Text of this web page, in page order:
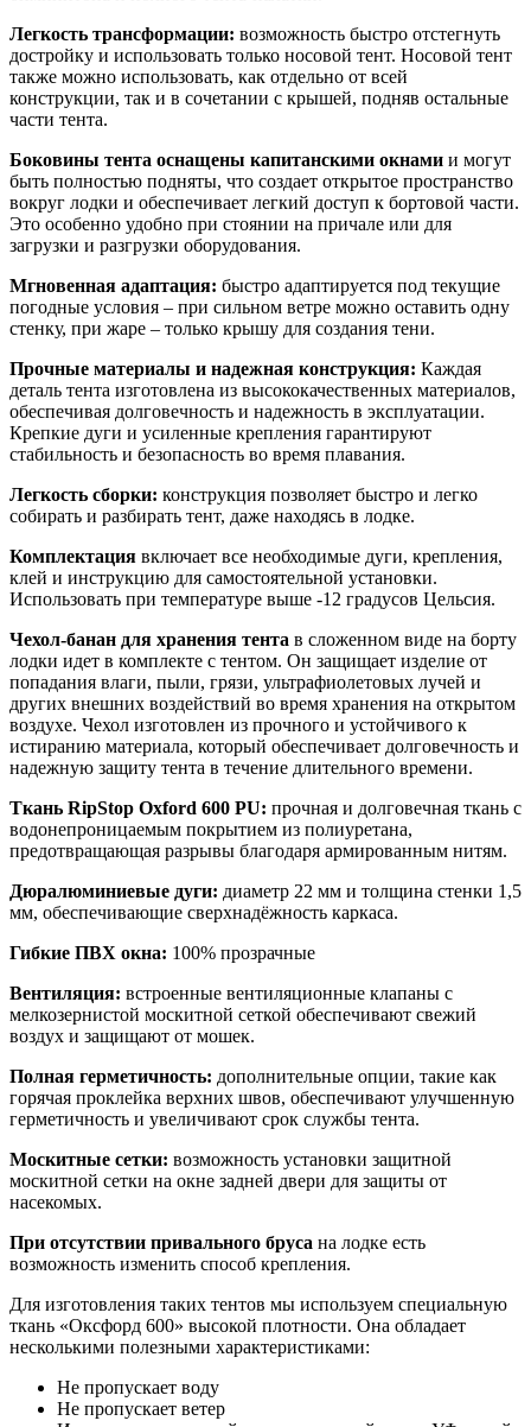
Легкость трансформации: возможность быстро отстегнуть
достройку и использовать только носовой тент. Носовой тент
также можно использовать, как отдельно от всей
конструкции, так и в сочетании с крышей, подняв остальные
части тента.
Боковины тента оснащены капитанскими окнами и могут
быть полностью подняты, что создает открытое пространство
вокруг лодки и обеспечивает легкий доступ к бортовой части.
Это особенно удобно при стоянии на причале или для
загрузки и разгрузки оборудования.
Мгновенная адаптация: быстро адаптируется под текущие
погодные условия – при сильном ветре можно оставить одну
стенку, при жаре – только крышу для создания тени.
Прочные материалы и надежная конструкция: Каждая
деталь тента изготовлена из высококачественных материалов,
обеспечивая долговечность и надежность в эксплуатации.
Крепкие дуги и усиленные крепления гарантируют
стабильность и безопасность во время плавания.
Легкость сборки: конструкция позволяет быстро и легко
собирать и разбирать тент, даже находясь в лодке.
Комплектация включает все необходимые дуги, крепления,
клей и инструкцию для самостоятельной установки.
Использовать при температуре выше -12 градусов Цельсия.
Чехол-банан для хранения тента в сложенном виде на борту
лодки идет в комплекте с тентом. Он защищает изделие от
попадания влаги, пыли, грязи, ультрафиолетовых лучей и
других внешних воздействий во время хранения на открытом
воздухе. Чехол изготовлен из прочного и устойчивого к
истиранию материала, который обеспечивает долговечность и
надежную защиту тента в течение длительного времени.
Ткань RipStop Oxford 600 PU: прочная и долговечная ткань с
водонепроницаемым покрытием из полиуретана,
предотвращающая разрывы благодаря армированным нитям.
Дюралюминиевые дуги: диаметр 22 мм и толщина стенки 1,5
мм, обеспечивающие сверхнадёжность каркаса.
Гибкие ПВХ окна: 100% прозрачные
Вентиляция: встроенные вентиляционные клапаны с
мелкозернистой москитной сеткой обеспечивают свежий
воздух и защищают от мошек.
Полная герметичность: дополнительные опции, такие как
горячая проклейка верхних швов, обеспечивают улучшенную
герметичность и увеличивают срок службы тента.
Москитные сетки: возможность установки защитной
москитной сетки на окне задней двери для защиты от
насекомых.
При отсутствии привального бруса на лодке есть
возможность изменить способ крепления.
Для изготовления таких тентов мы используем специальную
ткань «Оксфорд 600» высокой плотности. Она обладает
несколькими полезными характеристиками:
Не пропускает воду
Не пропускает ветер